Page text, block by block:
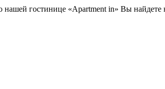
гостинице «Apartment in» Вы найдете